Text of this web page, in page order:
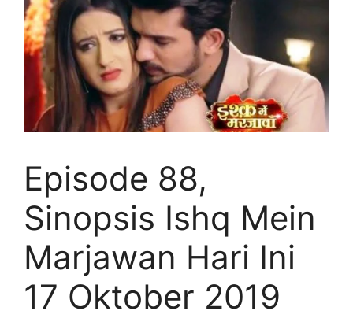
Episode 88,
Sinopsis Ishq Mein
Marjawan Hari Ini
17 Oktober 2019